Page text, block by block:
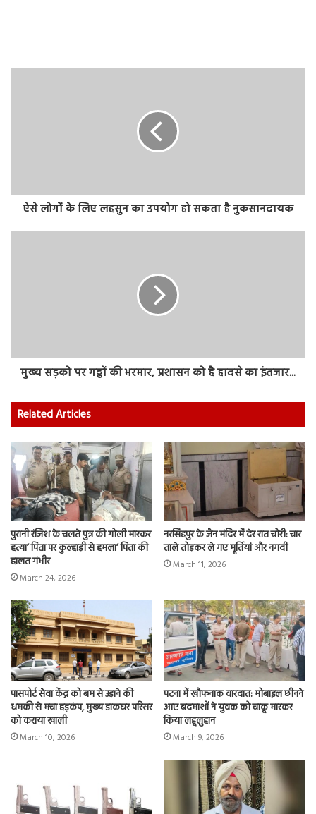
ऐसे लोगों के लिए लहसुन का उपयोग हो सकता है नुकसानदायक
मुख्य सड़को पर गड्ढों की भरमार, प्रशासन को है हादसे का इंतजार...
Related Articles
पुरानी रंजिश के चलते पुत्र की गोली मारकर
हत्या’ पिता पर कुल्हाड़ी से हमला’ पिता की
हालत गंभीर
March 24, 2026
नरसिंहपुर के जैन मंदिर में देर रात चोरी: चार
ताले तोड़कर ले गए मूर्तियां और नगदी
March 11, 2026
पासपोर्ट सेवा केंद्र को बम से उड़ाने की
धमकी से मचा हड़कंप, मुख्य डाकघर परिसर
को कराया खाली
March 10, 2026
पटना में खौफनाक वारदात: मोबाइल छीनने
आए बदमाशों ने युवक को चाकू मारकर
किया लहूलुहान
March 9, 2026